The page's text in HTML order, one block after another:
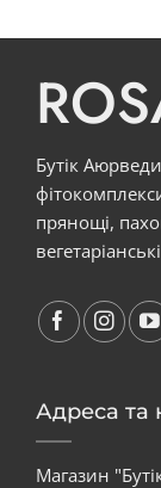
Бутік
прянощі,
Адреса та
Магазин